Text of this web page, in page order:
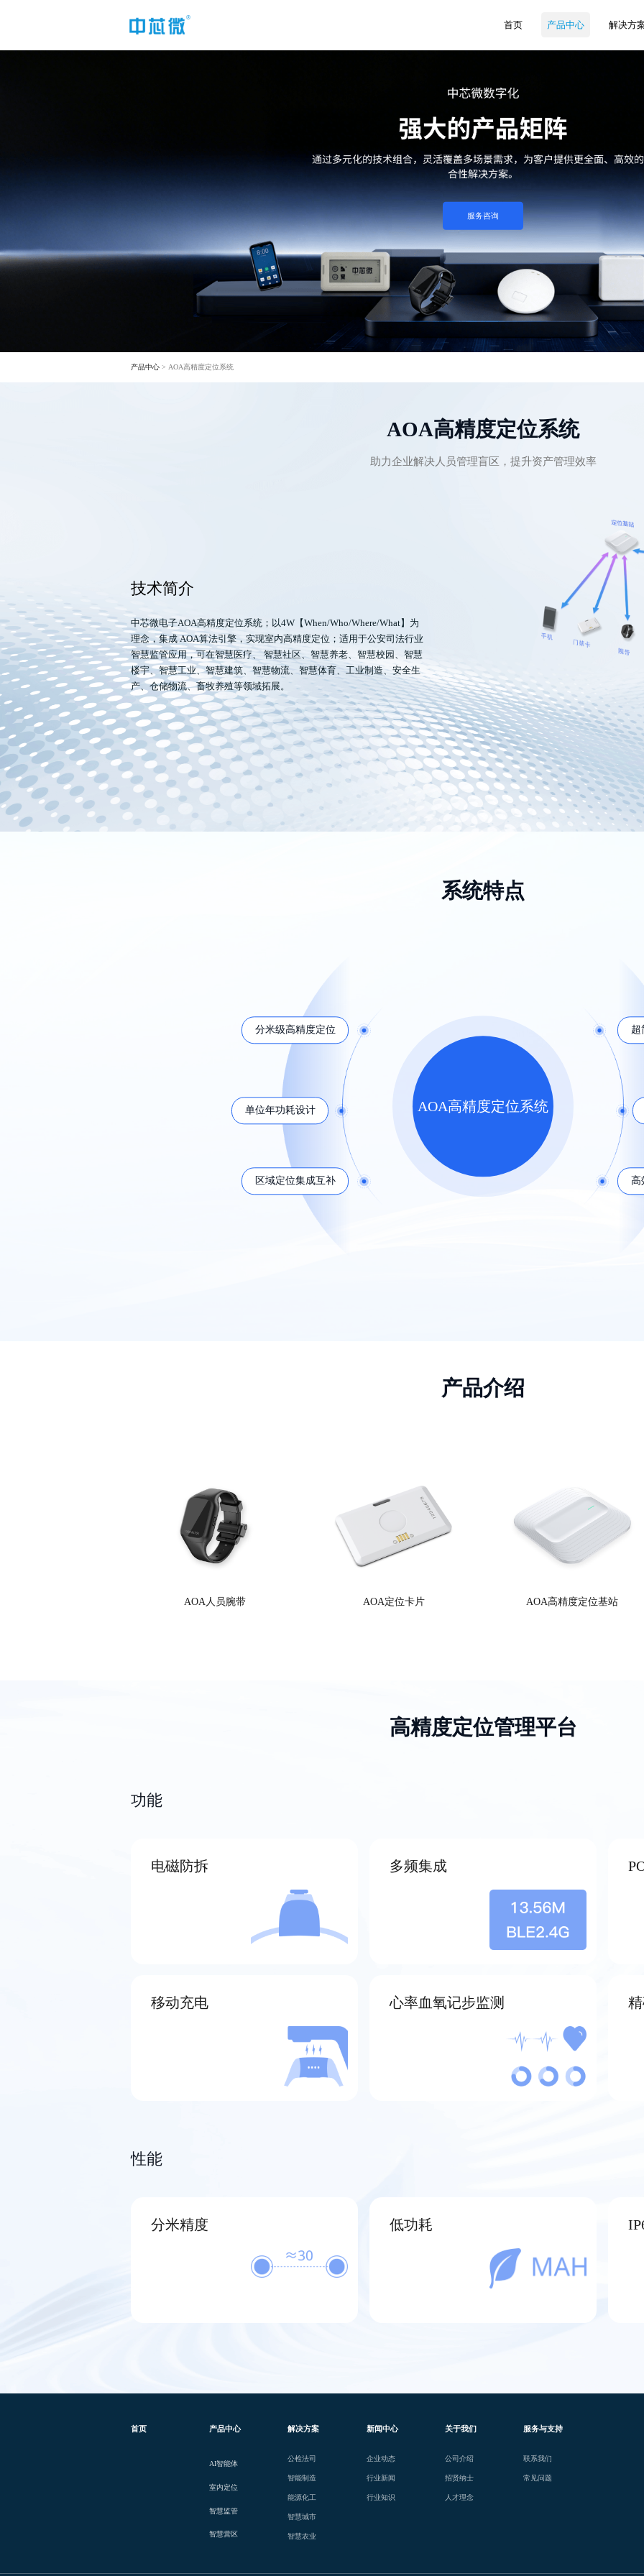
首页 产品中心 解决方
服务咨询
产品中心 > AOA高精度定位系统
AOA高精度定位系统
助力企业解决人员管理盲区，提升资产管理效率
技术简介
中芯微电子AOA高精度定位系统；以4W【When/Who/Where/What】为
理念，集成 AOA算法引擎，实现室内高精度定位；适用于公安司法行业
智慧监管应用，可在智慧医疗、 智慧社区、智慧养老、智慧校园、智慧
楼宇、智慧工业、智慧建筑、智慧物流、智慧体育、工业制造、安全生
产、仓储物流、畜牧养殖等领域拓展。
系统特点
AOA高精度定位系统
分米级高精度定位
单位年功耗设计
区域定位集成互补
超
高
产品介绍
AOA人员腕带 AOA定位卡片 AOA高精度定位基站
高精度定位管理平台
功能
电磁防拆 多频集成
移动充电 心率血氧记步监测
性能
分米精度 低功耗
首页 产品中心
AI智能体
室内定位
智慧监管
智慧营区
解决方案
公检法司
智能制造
能源化工
智慧城市
智慧农业
新闻中心
企业动态
行业新闻
行业知识
关于我们
公司介绍
招贤纳士
人才理念
服务与支持
联系我们
常见问题